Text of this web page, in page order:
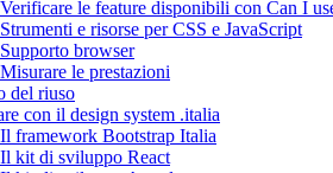
le feature disponibili con Can I
e risorse per CSS e JavaScript
browser
le prestazioni
del riuso
con il design system .italia
framework Bootstrap Italia
kit di sviluppo React